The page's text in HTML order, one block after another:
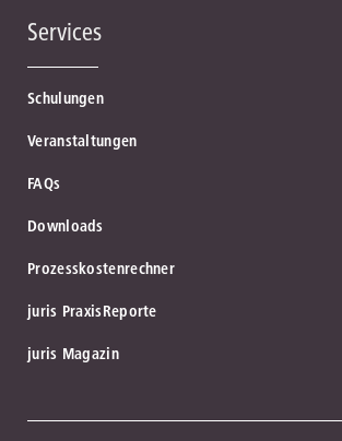
Services
Schulungen
Veranstaltungen
FAQs
Downloads
Prozesskostenrechner
juris PraxisReporte
juris Magazin